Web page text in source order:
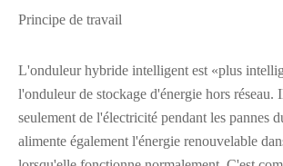
Principe de travail
L'onduleur hybride intelligent est «plus
l'onduleur de stockage d'énergie hors réseau.
seulement de l'électricité pendant les pannes
alimente également l'énergie renouvelable